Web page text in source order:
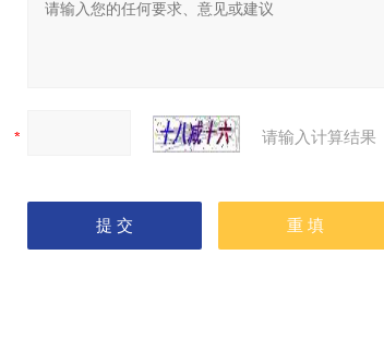
请输入计算结果